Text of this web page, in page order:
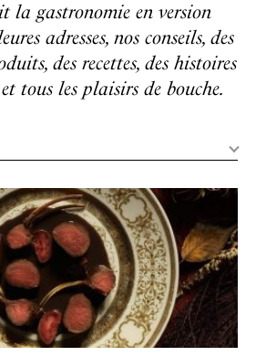
la gastronomie en version
adresses, nos conseils, des
des recettes, des histoires
tous les plaisirs de bouche.